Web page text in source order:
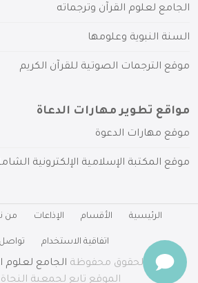
الجامع لعلوم القرآن وترجماته
السنة النبوية وعلومها
موقع الترجمات الصوتية للقرآن الكريم
مواقع تطوير مهارات الدعاة
موقع مهارات الدعوة
موقع المكتبة الإسلامية الإلكترونية
الرئيسية الأقسام الإذاعات من
اتفاقية الاستخدام
جميع الحقوق محفوظة الجامع لعلوم
الموقع تابع لجمعية النجاة